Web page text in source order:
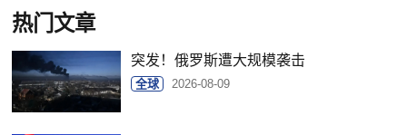
热门文章
突发！俄罗斯遭大规模袭击
全球 2026-08-09